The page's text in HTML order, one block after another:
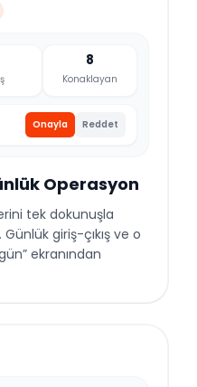
8
Konaklayan
Onayla Reddet
Operasyon
tek dokunuşla
giriş-çıkış ve o
ekranından